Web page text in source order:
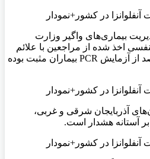
بیماری‌های واگیر وزارت
میان ۲۱۰ نمونه تنفسی اخذ شده از مراجعین با علائم
عفونت‌های تنفسی، ۱۲.۳ درصد از آزمایش PCR بیماران مثبت بوده
آذربایجان شرقی و غربی،